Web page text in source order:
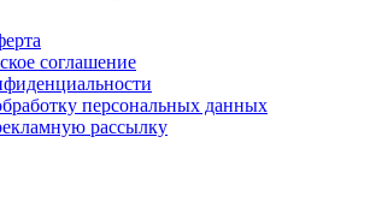
соглашение
персональных данных
рассылку